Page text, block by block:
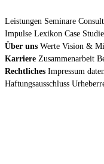
Leistungen Seminare
Impulse Lexikon Case
Über uns Werte Vision &
Karriere Zusammenarbeit
Rechtliches Impressum
Haftungsausschluss